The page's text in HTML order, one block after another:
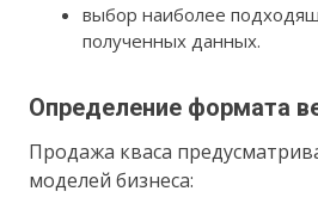
выбор наиболее
полученных данных.
Определение формата
Продажа кваса
моделей бизнеса: